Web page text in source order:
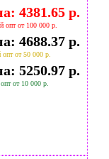
4381.65 р.
опт от 100 000 р.
4688.37 р.
опт от 50 000 р.
5250.97 р.
от 10 000 р.